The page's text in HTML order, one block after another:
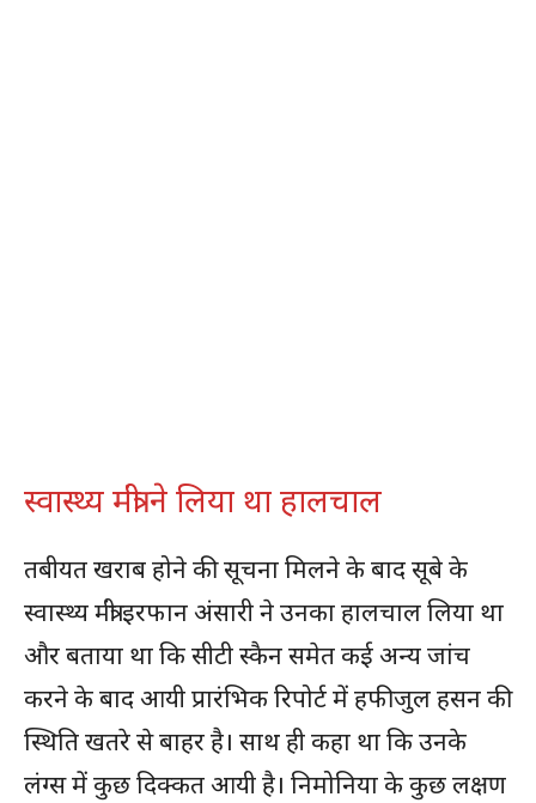
स्वास्थ्य मंत्री ने लिया था हालचाल
तबीयत खराब होने की सूचना मिलने के बाद सूबे के
स्वास्थ्य मंत्री इरफान अंसारी ने उनका हालचाल लिया था
और बताया था कि सीटी स्कैन समेत कई अन्य जांच
करने के बाद आयी प्रारंभिक रिपोर्ट में हफीजुल हसन की
स्थिति खतरे से बाहर है। साथ ही कहा था कि उनके
लंग्स में कुछ दिक्कत आयी है। निमोनिया के कुछ लक्षण